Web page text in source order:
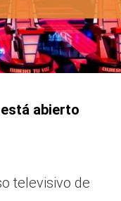
abierto
televisivo de